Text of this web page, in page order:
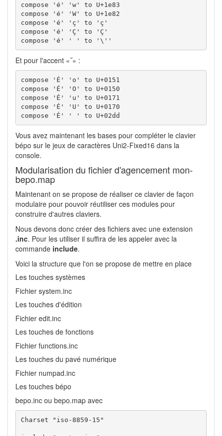
compose 'é' 'w' to U+1e83
compose 'é' 'W' to U+1e82
compose 'é' 'ç' to 'ç'
compose 'é' 'Ç' to 'Ç'
compose 'é' ' ' to '\''
Et pour l'accent «˝» :
compose 'É' 'o' to U+0151
compose 'É' 'O' to U+0150
compose 'É' 'u' to U+0171
compose 'É' 'U' to U+0170
compose 'É' ' ' to U+02dd
Vous avez maintenant les bases pour compléter le clavier
bépo sur le jeux de caractères Uni2-Fixed16 dans la
console.
Modularisation du fichier d'agencement mon-
bepo.map
Maintenant on se propose de réaliser ce clavier de façon
modulaire pour pouvoir réutiliser ces modules pour
construire d'autres claviers.
Nous devons donc créer des fichiers avec une extension
.inc. Pour les utiliser il suffira de les appeler avec la
commande include.
Voici la structure que l'on se propose de mettre en place
Les touches systèmes
Fichier system.inc
Les touches d'édition
Fichier edit.inc
Les touches de fonctions
Fichier functions.inc
Les touches du pavé numérique
Fichier numpad.inc
Les touches bépo
bepo.inc ou bepo.map avec
Charset "iso-8859-15"